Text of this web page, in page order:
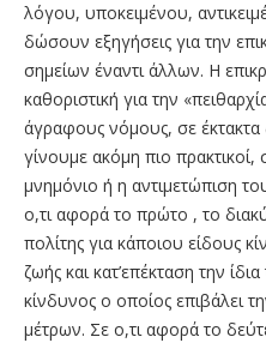
λόγου, υποκειμένου,
δώσουν εξηγήσεις για την
σημείων έναντι άλλων. Η
καθοριστική για την
άγραφους νόμους, σε έκτακτα
γίνουμε ακόμη πιο πρακτικοί,
μνημόνιο ή η αντιμετώπιση
ο,τι αφορά το πρώτο , το
πολίτης για κάποιου είδους
ζωής και κατ’επέκταση την
κίνδυνος ο οποίος επιβάλει
μέτρων. Σε ο,τι αφορά το